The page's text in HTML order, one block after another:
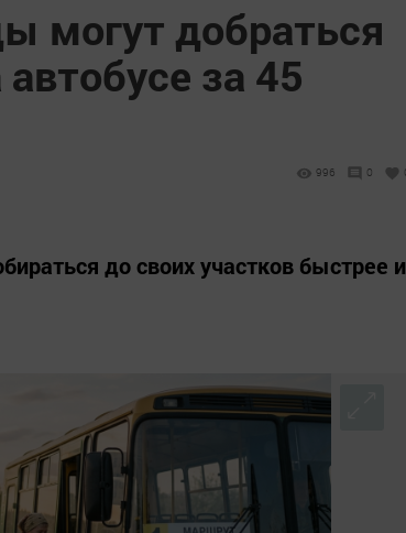
могут добраться
за 45
996 0
до своих участков быстрее и